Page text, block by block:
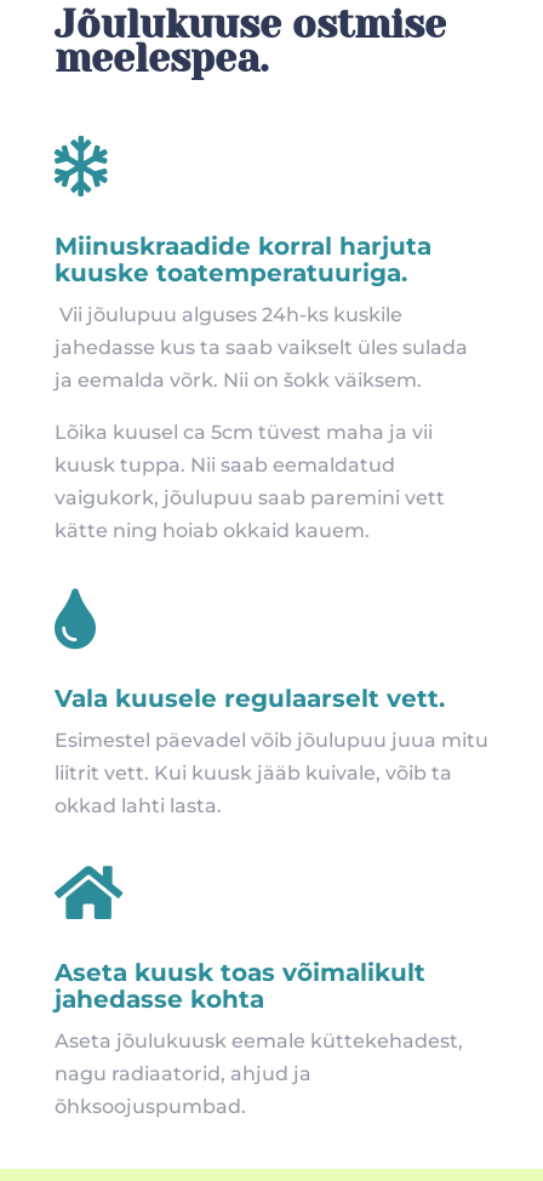
Jõulukuuse ostmise
meelespea.

Miinuskraadide korral harjuta
kuuske toatemperatuuriga.
Vii jõulupuu alguses 24h-ks kuskile
jahedasse kus ta saab vaikselt üles sulada
ja eemalda võrk. Nii on šokk väiksem.
Lõika kuusel ca 5cm tüvest maha ja vii
kuusk tuppa. Nii saab eemaldatud
vaigukork, jõulupuu saab paremini vett
kätte ning hoiab okkaid kauem.

Vala kuusele regulaarselt vett.
Esimestel päevadel võib jõulupuu juua mitu
liitrit vett. Kui kuusk jääb kuivale, võib ta
okkad lahti lasta.

Aseta kuusk toas võimalikult
jahedasse kohta
Aseta jõulukuusk eemale küttekehadest,
nagu radiaatorid, ahjud ja
õhksoojuspumbad.